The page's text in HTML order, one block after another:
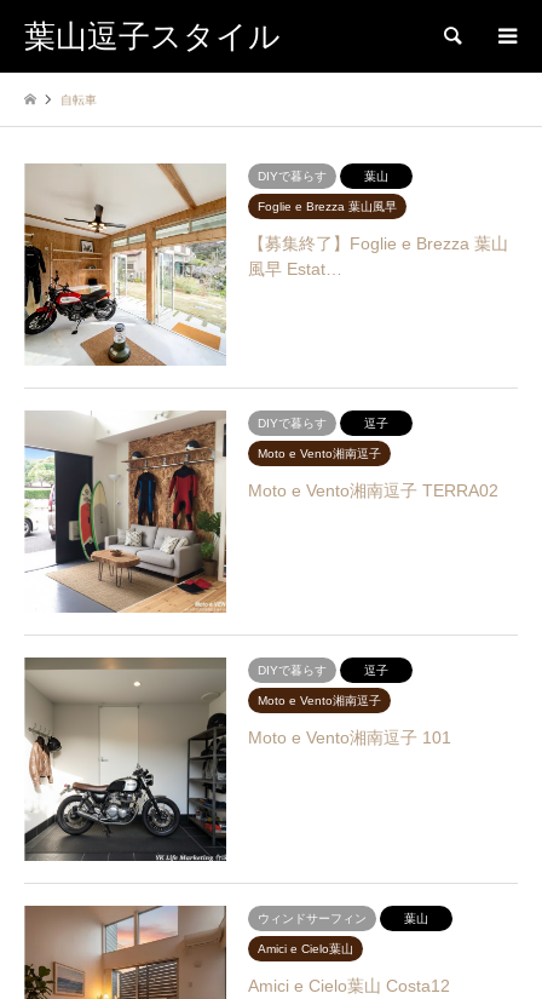
葉山逗子スタイル 検索
自転車
DIYで暮らす 葉山
Foglie e Brezza 葉山風早
【募集終了】Foglie e Brezza 葉山
風早 Estat…
DIYで暮らす 逗子
Moto e Vento湘南逗子
Moto e Vento湘南逗子 TERRA02
DIYで暮らす 逗子
Moto e Vento湘南逗子
Moto e Vento湘南逗子 101
ウィンドサーフィン 葉山
Amici e Cielo葉山
Amici e Cielo葉山 Costa12